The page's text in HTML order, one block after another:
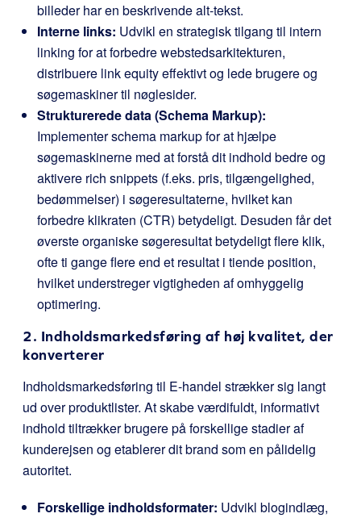
billeder har en beskrivende alt-tekst.
Interne links: Udvikl en strategisk tilgang til intern
linking for at forbedre webstedsarkitekturen,
distribuere link equity effektivt og lede brugere og
søgemaskiner til nøglesider.
Strukturerede data (Schema Markup):
Implementer schema markup for at hjælpe
søgemaskinerne med at forstå dit indhold bedre og
aktivere rich snippets (f.eks. pris, tilgængelighed,
bedømmelser) i søgeresultaterne, hvilket kan
forbedre klikraten (CTR) betydeligt. Desuden får det
øverste organiske søgeresultat betydeligt flere klik,
ofte ti gange flere end et resultat i tiende position,
hvilket understreger vigtigheden af omhyggelig
optimering.
2. Indholdsmarkedsføring af høj kvalitet, der
konverterer
Indholdsmarkedsføring til E-handel strækker sig langt
ud over produktlister. At skabe værdifuldt, informativt
indhold tiltrækker brugere på forskellige stadier af
kunderejsen og etablerer dit brand som en pålidelig
autoritet.
Forskellige indholdsformater: Udvikl blogindlæg,